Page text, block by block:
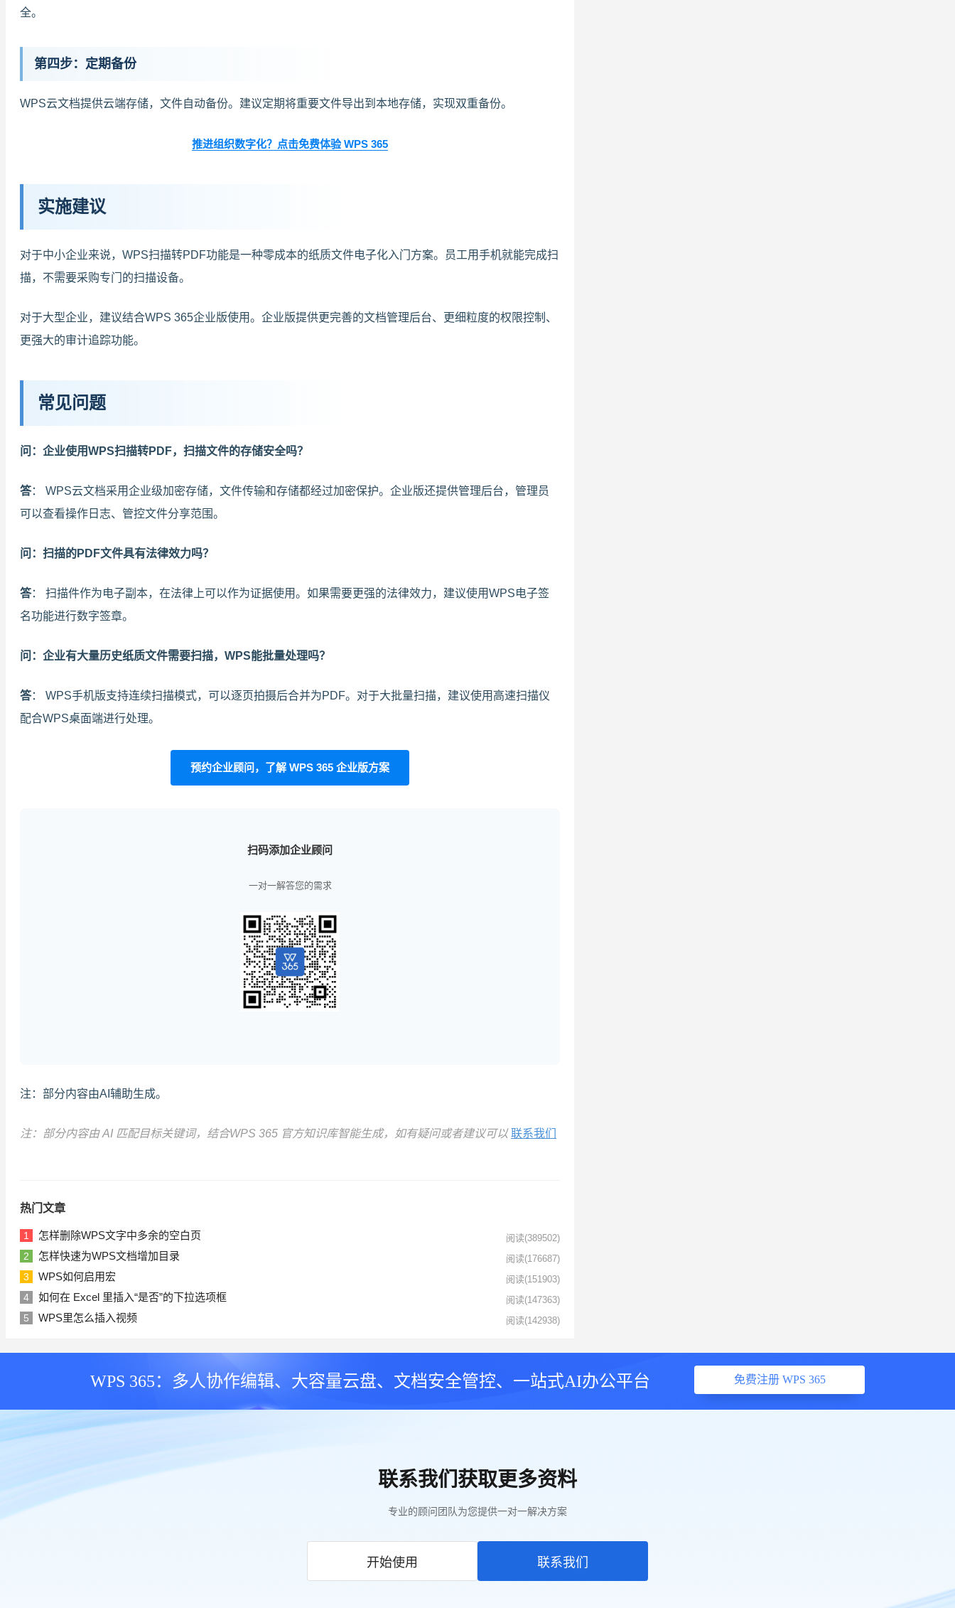
全。
第四步：定期备份
WPS云文档提供云端存储，文件自动备份。建议定期将重要文件导出到本地存储，实现双重备份。
推进组织数字化？点击免费体验 WPS 365
实施建议
对于中小企业来说，WPS扫描转PDF功能是一种零成本的纸质文件电子化入门方案。员工用手机就能完成扫
描，不需要采购专门的扫描设备。
对于大型企业，建议结合WPS 365企业版使用。企业版提供更完善的文档管理后台、更细粒度的权限控制、
更强大的审计追踪功能。
常见问题
问：企业使用WPS扫描转PDF，扫描文件的存储安全吗？
答： WPS云文档采用企业级加密存储，文件传输和存储都经过加密保护。企业版还提供管理后台，管理员
可以查看操作日志、管控文件分享范围。
问：扫描的PDF文件具有法律效力吗？
答： 扫描件作为电子副本，在法律上可以作为证据使用。如果需要更强的法律效力，建议使用WPS电子签
名功能进行数字签章。
问：企业有大量历史纸质文件需要扫描，WPS能批量处理吗？
答： WPS手机版支持连续扫描模式，可以逐页拍摄后合并为PDF。对于大批量扫描，建议使用高速扫描仪
配合WPS桌面端进行处理。
预约企业顾问，了解 WPS 365 企业版方案
扫码添加企业顾问
一对一解答您的需求
注：部分内容由AI辅助生成。
注：部分内容由 AI 匹配目标关键词，结合WPS 365 官方知识库智能生成，如有疑问或者建议可以 联系我们
热门文章
1 怎样删除WPS文字中多余的空白页 阅读(389502)
2 怎样快速为WPS文档增加目录 阅读(176687)
3 WPS如何启用宏 阅读(151903)
4 如何在 Excel 里插入“是否”的下拉选项框 阅读(147363)
5 WPS里怎么插入视频 阅读(142938)
WPS 365：多人协作编辑、大容量云盘、文档安全管控、一站式AI办公平台 免费注册 WPS 365
联系我们获取更多资料
专业的顾问团队为您提供一对一解决方案
开始使用 联系我们